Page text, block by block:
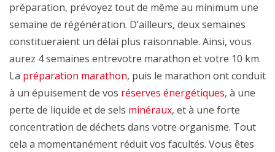
préparation, prévoyez tout de même au minimum une
semaine de régénération. D’ailleurs, deux semaines
constitueraient un délai plus raisonnable. Ainsi, vous
aurez 4 semaines entrevotre marathon et votre 10 km.
La préparation marathon, puis le marathon ont conduit
à un épuisement de vos réserves énergétiques, à une
perte de liquide et de sels minéraux, et à une forte
concentration de déchets dans votre organisme. Tout
cela a momentanément réduit vos facultés. Vous êtes